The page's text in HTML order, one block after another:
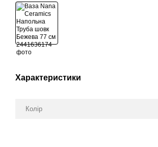
Характеристики
Колір